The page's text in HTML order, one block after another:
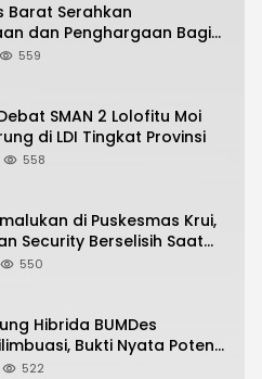
Barat Serahkan
dan Penghargaan Bagi
Pada Pembukaan TA
559
SMAN 2 Lolofitu Moi
di LDI Tingkat Provinsi
558
di Puskesmas Krui,
Security Berselisih Saat
Berlangsung
550
Hibrida BUMDes
Bukti Nyata Potensi
522